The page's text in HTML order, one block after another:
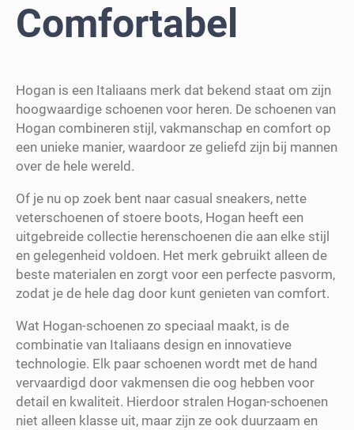
Comfortabel
Hogan is een Italiaans merk dat bekend staat om zijn
hoogwaardige schoenen voor heren. De schoenen van
Hogan combineren stijl, vakmanschap en comfort op
een unieke manier, waardoor ze geliefd zijn bij mannen
over de hele wereld.
Of je nu op zoek bent naar casual sneakers, nette
veterschoenen of stoere boots, Hogan heeft een
uitgebreide collectie herenschoenen die aan elke stijl
en gelegenheid voldoen. Het merk gebruikt alleen de
beste materialen en zorgt voor een perfecte pasvorm,
zodat je de hele dag door kunt genieten van comfort.
Wat Hogan-schoenen zo speciaal maakt, is de
combinatie van Italiaans design en innovatieve
technologie. Elk paar schoenen wordt met de hand
vervaardigd door vakmensen die oog hebben voor
detail en kwaliteit. Hierdoor stralen Hogan-schoenen
niet alleen klasse uit, maar zijn ze ook duurzaam en